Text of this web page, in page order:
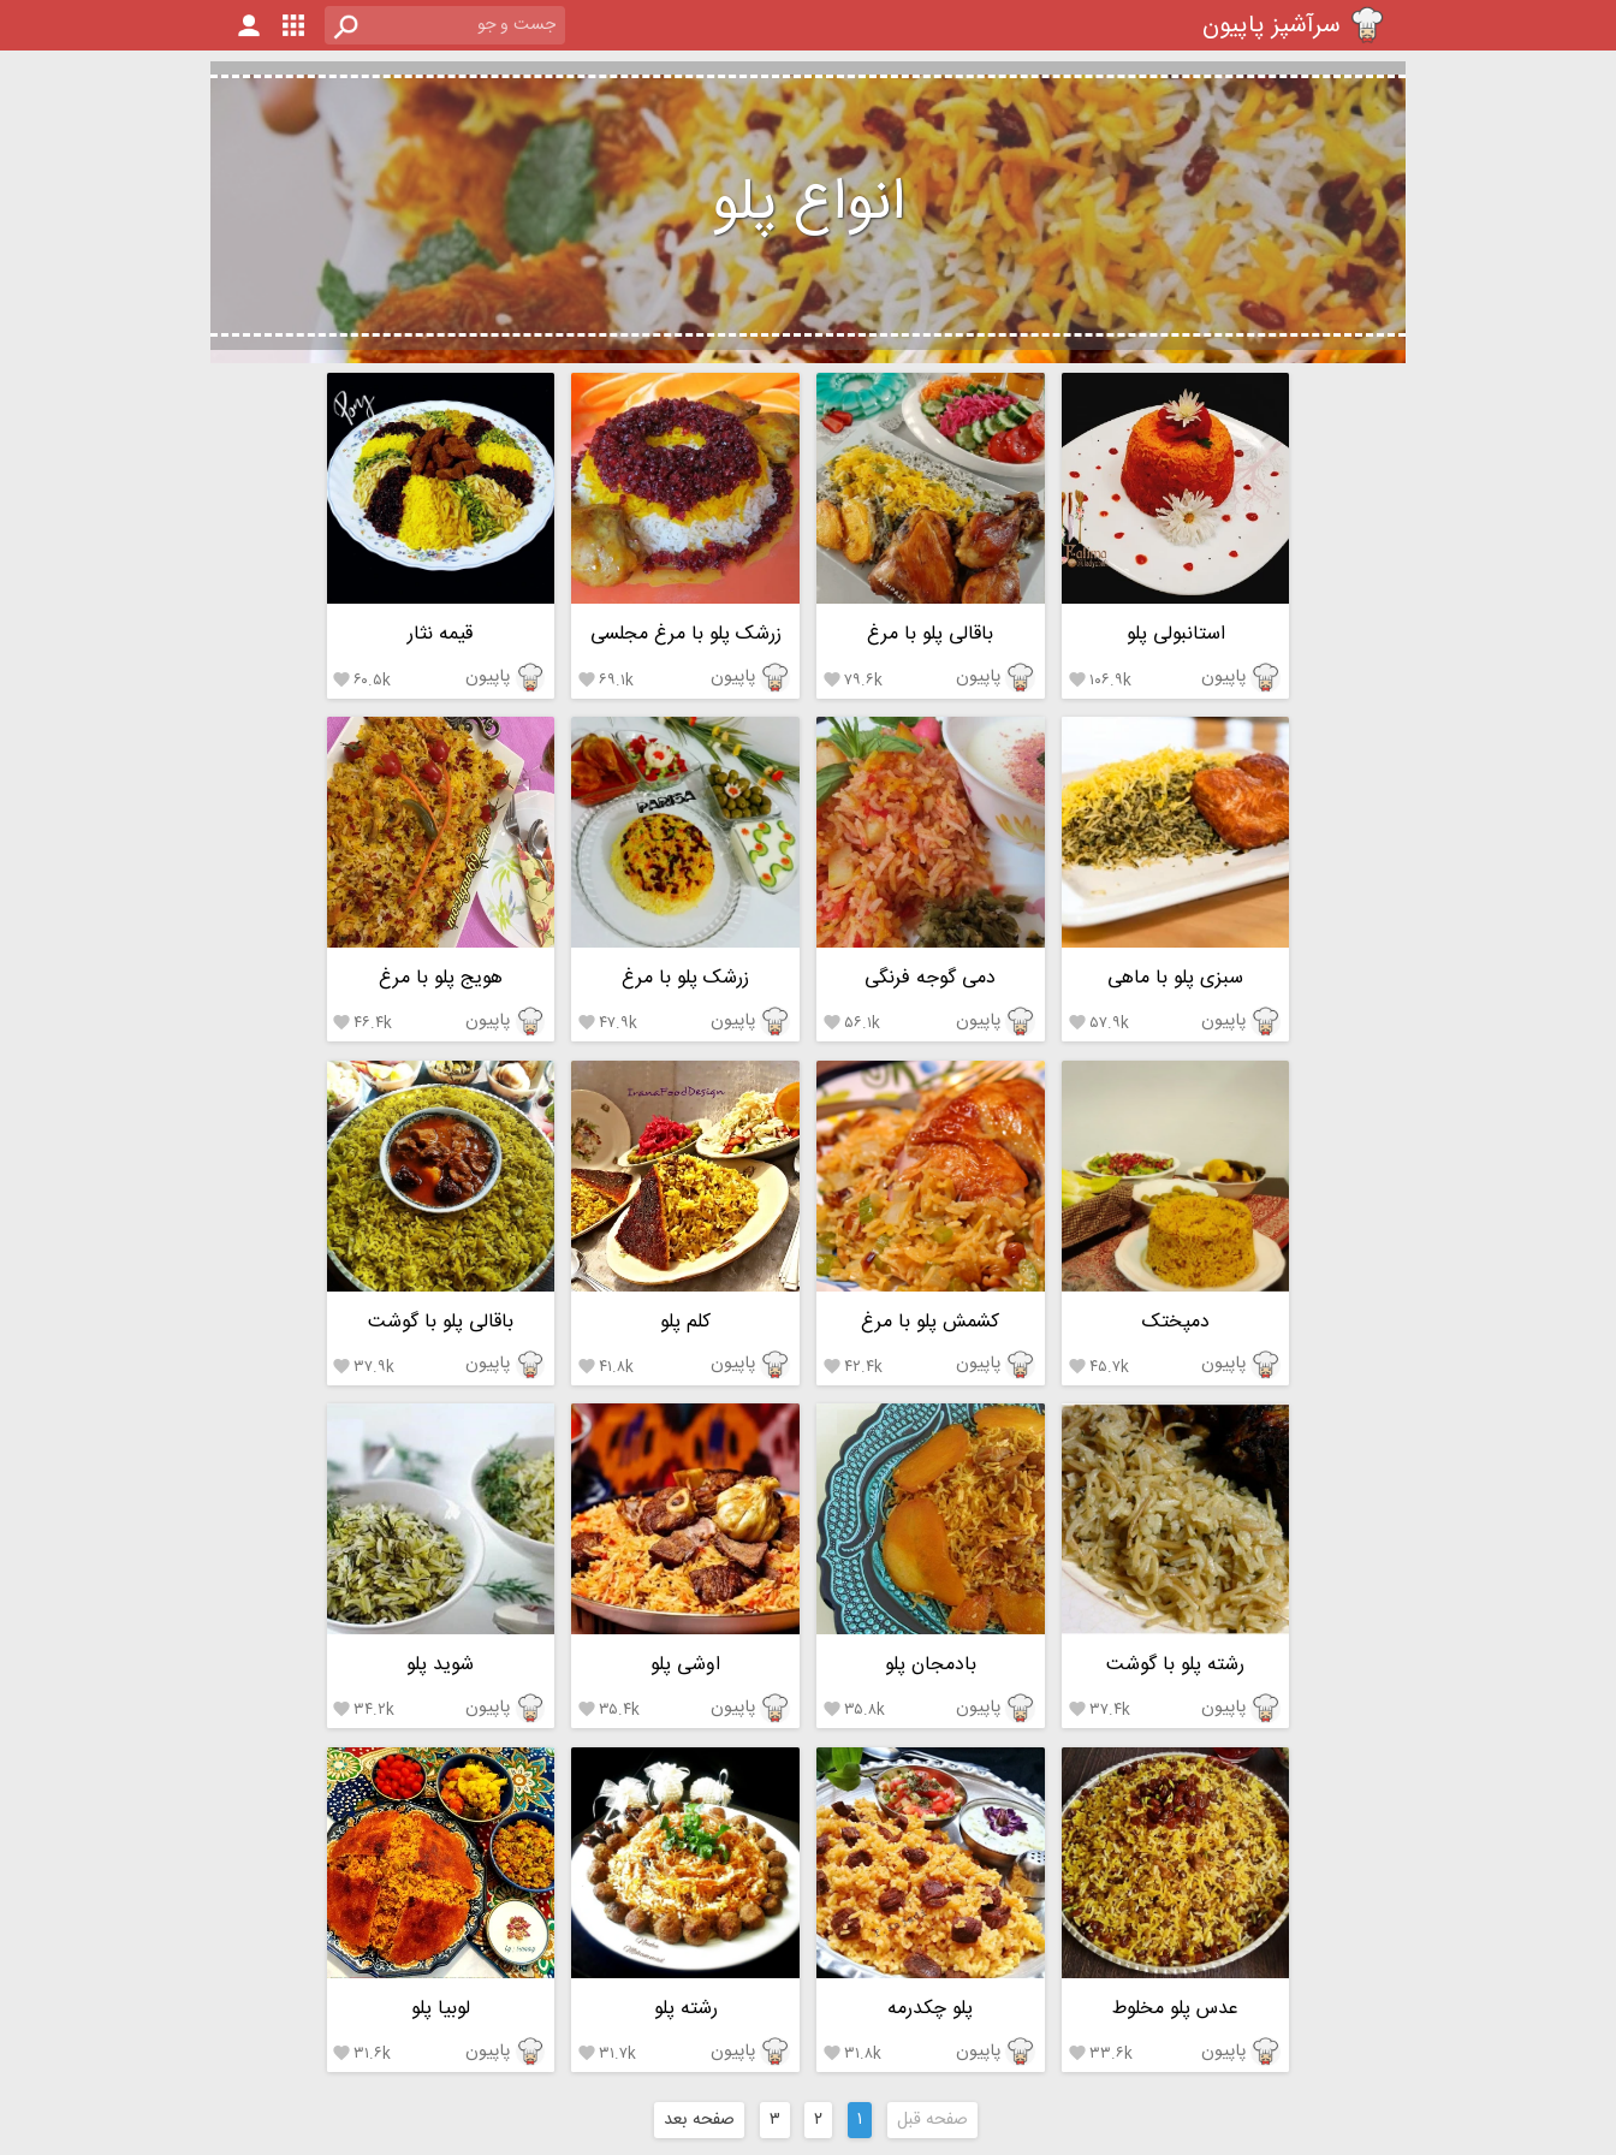
سرآشپز پاپیون
انواع پلو
استانبولی پلو
پاپیون ۱۰۶.۹k
باقالی پلو با مرغ
پاپیون ۷۹.۶k
زرشک پلو با مرغ مجلسی
پاپیون ۶۹.۱k 
قیمه نثار
پاپیون ۶۰.۵k 
سبزی پلو با ماهی
پاپیون ۵۷.۹k 
دمی گوجه فرنگی
پاپیون ۵۶.۱k 
زرشک پلو با مرغ
پاپیون ۴۷.۹k 
هویج پلو با مرغ
پاپیون ۴۶.۴k 
دمپختک
پاپیون ۴۵.۷k 
کشمش پلو با مرغ
پاپیون ۴۲.۴k 
کلم پلو
پاپیون ۴۱.۸k 
باقالی پلو با گوشت
پاپیون ۳۷.۹k 
رشته پلو با گوشت
پاپیون ۳۷.۴k
بادمجان پلو
پاپیون ۳۵.۸k
اوشی پلو
پاپیون ۳۵.۴k 
شوید پلو
پاپیون ۳۴.۲k 
عدس پلو مخلوط
پاپیون ۳۳.۶k
پلو چکدرمه
پاپیون ۳۱.۸k
رشته پلو
پاپیون ۳۱.۷k 
لوبیا پلو
پاپیون ۳۱.۶k 
صفحه قبل ۱ ۲ ۳ صفحه بعد